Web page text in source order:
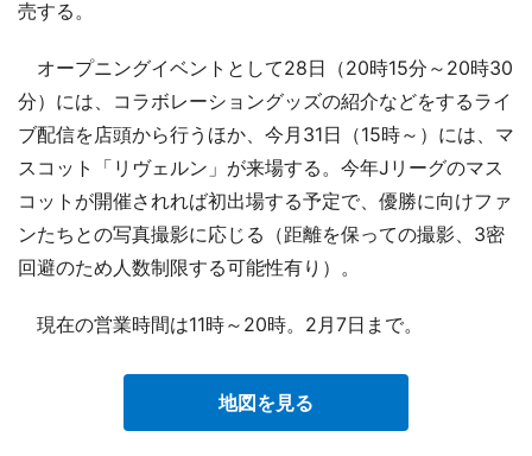
売する。
オープニングイベントとして28日（20時15分～20時30
分）には、コラボレーショングッズの紹介などをするライ
ブ配信を店頭から行うほか、今月31日（15時～）には、マ
スコット「リヴェルン」が来場する。今年Jリーグのマス
コットが開催されれば初出場する予定で、優勝に向けファ
ンたちとの写真撮影に応じる（距離を保っての撮影、3密
回避のため人数制限する可能性有り）。
現在の営業時間は11時～20時。2月7日まで。
地図を見る